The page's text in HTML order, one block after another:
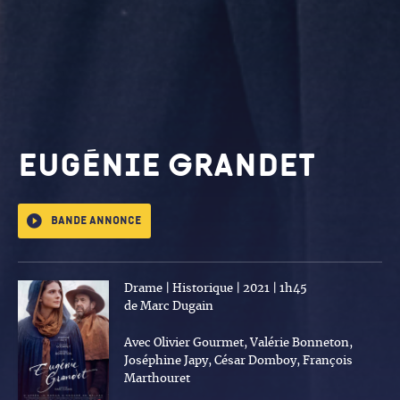
Eugénie Grandet
Bande annonce
Drame | Historique | 2021 | 1h45
de Marc Dugain
Avec Olivier Gourmet, Valérie Bonneton,
Joséphine Japy, César Domboy, François
Marthouret